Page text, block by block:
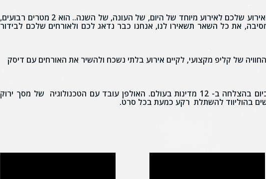
כל מה שאנו צריכים על מנת להפוך את האירוע שלכם לאירוע מיוחד של היום, של העונה, של השנה.. הוא 2 מטרים רבועים,
את כל השאר תשאירו לנו, אנחנו כבר נדאג לכם ולאורחים שלכם לבידור
של קליפ מקצועי, לקיים אירוע בלתי נשכח ולהשיר את האורחים עם דיסק
אולפן הוידאו ״ראשים רוקדים״ עובד כיום בהצלחה ב- 12 מדינות בעולם. האולפן עובד עם הטכנולוגיה של מסך ירוק